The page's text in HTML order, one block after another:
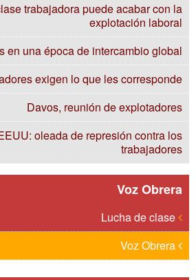
trabajadora puede acabar con la
explotación laboral
en una época de intercambio global
exigen lo que les corresponde
Davos, reunión de explotadores
oleada de represión contra los
trabajadores
Voz Obrera